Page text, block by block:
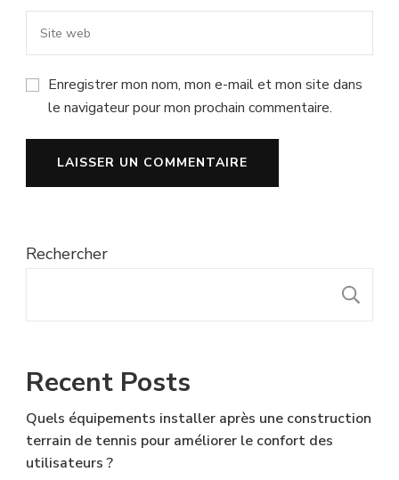
Enregistrer mon nom, mon e-mail et mon site dans
le navigateur pour mon prochain commentaire.
Rechercher
Recent Posts
Quels équipements installer après une construction
terrain de tennis pour améliorer le confort des
utilisateurs ?